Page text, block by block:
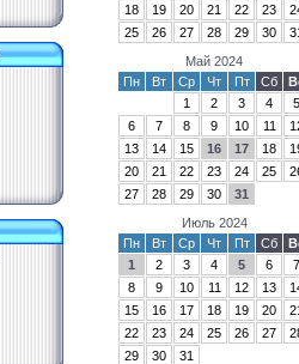
18
19 20 21 22 23
25
26 27 28 29 30
Май 2024
Пн
Вт Ср Чт Пт Сб
1
2 3 4
5
6
7 8 9 10 11
13
14 15 16 17 18
20
21 22 23 24 25
27
28 29 30
31
Июль 2024
Пн
Вт Ср Чт Пт Сб
1
2 3 4 5 6
7
8
9 10 11 12 13
15
16 17 18 19 20
22
23 24 25 26 27
29
30
31